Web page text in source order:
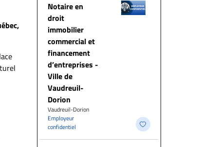
Notaire en
droit
immobilier
commercial et
financement
d’entreprises -
Ville de
Vaudreuil-
Dorion
Vaudreuil-Dorion
Employeur
confidentiel